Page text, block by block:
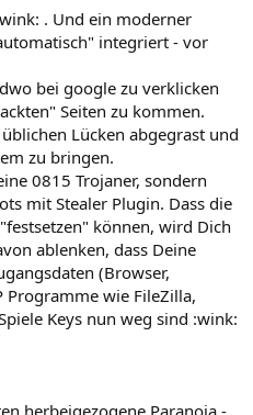
. Und ein moderner
integriert - vor
bei google zu verklicken
Seiten zu kommen.
Lücken abgegrast und
zu bringen.
0815 Trojaner, sondern
mit Stealer Plugin. Dass die
können, wird Dich
ablenken, dass Deine
(Browser,
Programme wie FileZilla,
Keys nun weg sind :wink:
herbeigezogene Paranoia -